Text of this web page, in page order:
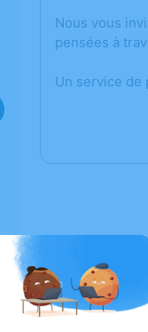
Nous vous
pensées à
Un service de